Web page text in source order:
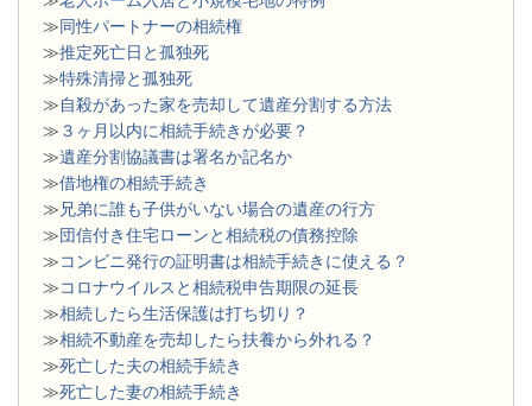
≫同性パートナーの相続権
≫推定死亡日と孤独死
≫特殊清掃と孤独死
≫自殺があった家を売却して遺産分割する方法
≫ ３ヶ月以内に相続手続きが必要？
≫遺産分割協議書は署名か記名か
≫借地権の相続手続き
≫ 兄弟に誰も子供がいない場合の遺産の行方
≫団信付き住宅ローンと相続税の債務控除
≫コンビニ発行の証明書は相続手続きに使える？
≫コロナウイルスと相続税申告期限の延長
≫相続したら生活保護は打ち切り？
≫相続不動産を売却したら扶養から外れる？
≫死亡した夫の相続手続き
≫死亡した妻の相続手続き